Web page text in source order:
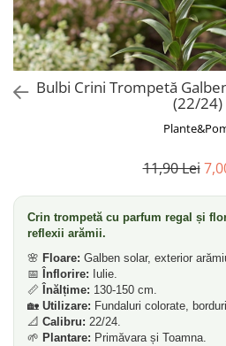
Corn
Smochin
KakiBulbi Crini Trompetă
(22/24)
11,90 Lei
Crin trompetă cu parfum regal și
reflexii arămii.
🌸 Floare: Galben solar, exterior
📅
Înflorire: Iulie.
📏 Înălțime: 130-150 cm.
🏡 Utilizare: Fundaluri colorate,
📐 Calibru: 22/24.
🌱 Plantare: Primăvara și Toamna.